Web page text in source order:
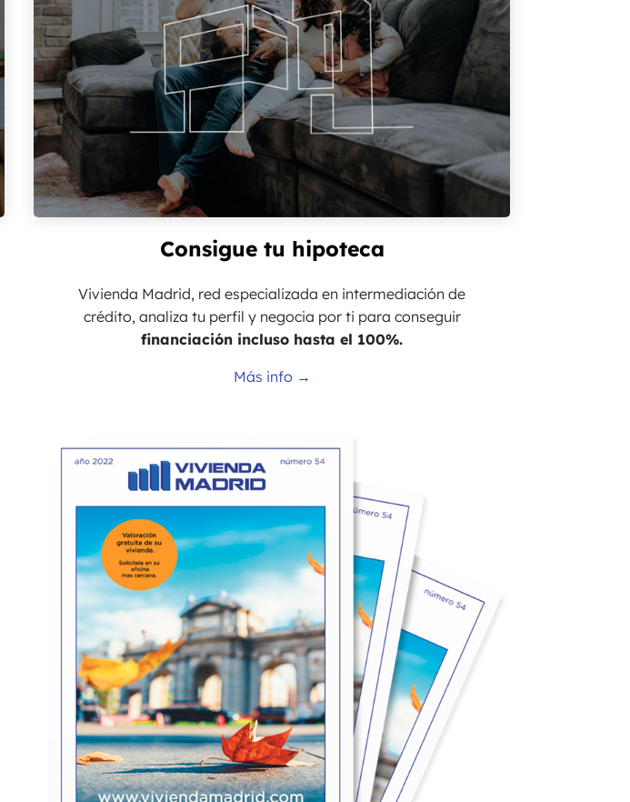
Consigue tu hipoteca
Vivienda Madrid, red especializada en intermediación de
crédito, analiza tu perfil y negocia por ti para conseguir
financiación incluso hasta el 100%.
Más info →